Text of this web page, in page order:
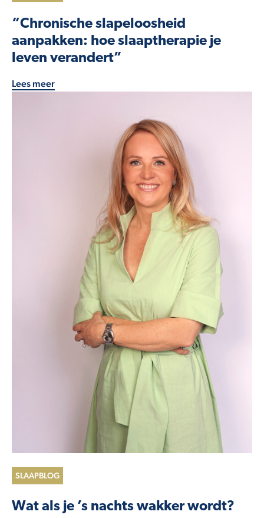
“Chronische slapeloosheid
aanpakken: hoe slaaptherapie je
leven verandert”
Lees meer
SLAAPBLOG
Wat als je ’s nachts wakker wordt?